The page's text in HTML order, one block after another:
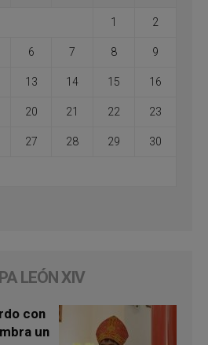
1 2
6 7 8 9
13 14 15 16
20 21 22 23
27 28 29 30
LEÓN XIV
con
un